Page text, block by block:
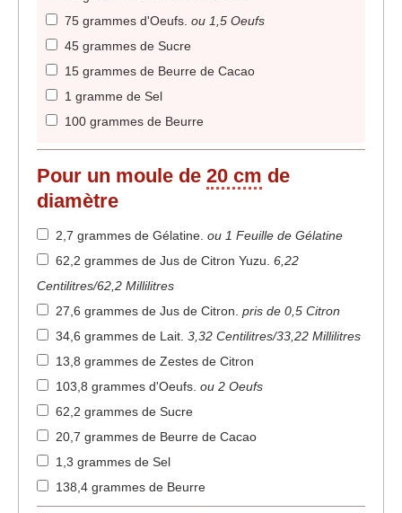
75 grammes d'Oeufs. ou 1,5 Oeufs
45 grammes de Sucre
15 grammes de Beurre de Cacao
1 gramme de Sel
100 grammes de Beurre
Pour un moule de 20 cm de
diamètre
2,7 grammes de Gélatine. ou 1 Feuille de Gélatine
62,2 grammes de Jus de Citron Yuzu. 6,22
Centilitres/62,2 Millilitres
27,6 grammes de Jus de Citron. pris de 0,5 Citron
34,6 grammes de Lait. 3,32 Centilitres/33,22 Millilitres
13,8 grammes de Zestes de Citron
103,8 grammes d'Oeufs. ou 2 Oeufs
62,2 grammes de Sucre
20,7 grammes de Beurre de Cacao
1,3 grammes de Sel
138,4 grammes de Beurre